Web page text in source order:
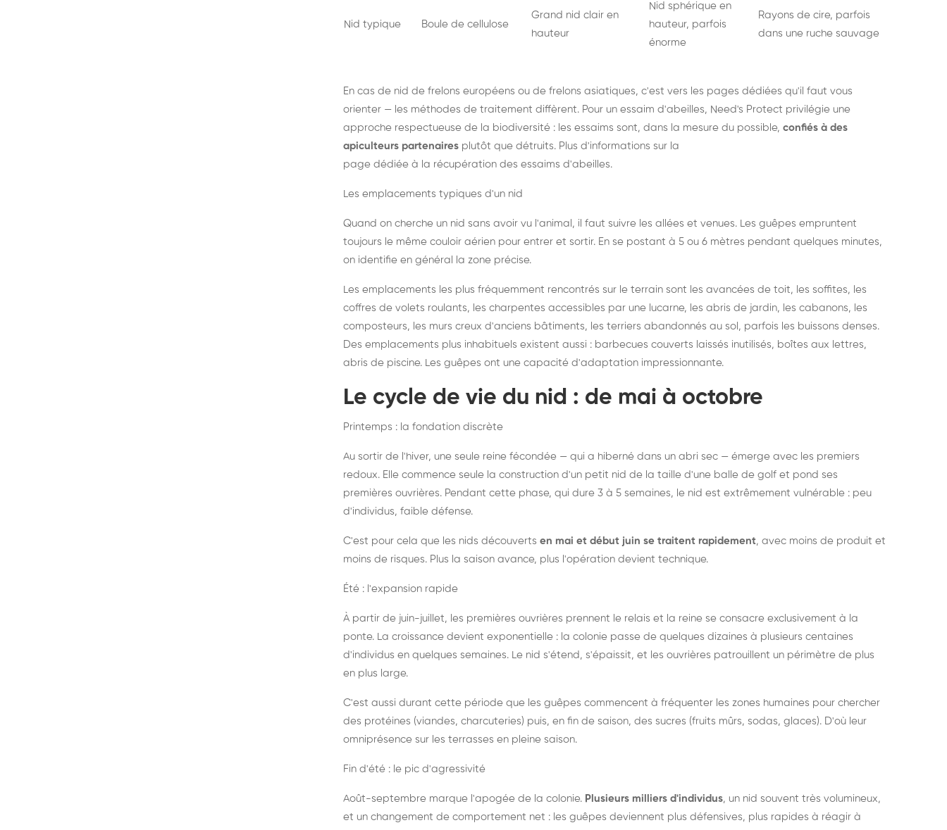
Nid typique Boule de cellulose
Grand nid clair en
hauteur
Nid sphérique en
hauteur, parfois
énorme
Rayons de cire, parfois
dans une ruche sauvage
En cas de nid de frelons européens ou de frelons asiatiques, c'est vers les pages dédiées qu'il faut vous
orienter — les méthodes de traitement diffèrent. Pour un essaim d'abeilles, Need's Protect privilégie une
approche respectueuse de la biodiversité : les essaims sont, dans la mesure du possible, confiés à des
apiculteurs partenaires plutôt que détruits. Plus d'informations sur la
page dédiée à la récupération des essaims d'abeilles.
Les emplacements typiques d'un nid
Quand on cherche un nid sans avoir vu l'animal, il faut suivre les allées et venues. Les guêpes empruntent
toujours le même couloir aérien pour entrer et sortir. En se postant à 5 ou 6 mètres pendant quelques minutes,
on identifie en général la zone précise.
Les emplacements les plus fréquemment rencontrés sur le terrain sont les avancées de toit, les soffites, les
coffres de volets roulants, les charpentes accessibles par une lucarne, les abris de jardin, les cabanons, les
composteurs, les murs creux d'anciens bâtiments, les terriers abandonnés au sol, parfois les buissons denses.
Des emplacements plus inhabituels existent aussi : barbecues couverts laissés inutilisés, boîtes aux lettres,
abris de piscine. Les guêpes ont une capacité d'adaptation impressionnante.
Le cycle de vie du nid : de mai à octobre
Printemps : la fondation discrète
Au sortir de l'hiver, une seule reine fécondée — qui a hiberné dans un abri sec — émerge avec les premiers
redoux. Elle commence seule la construction d'un petit nid de la taille d'une balle de golf et pond ses
premières ouvrières. Pendant cette phase, qui dure 3 à 5 semaines, le nid est extrêmement vulnérable : peu
d'individus, faible défense.
C'est pour cela que les nids découverts en mai et début juin se traitent rapidement, avec moins de produit et
moins de risques. Plus la saison avance, plus l'opération devient technique.
Été : l'expansion rapide
À partir de juin-juillet, les premières ouvrières prennent le relais et la reine se consacre exclusivement à la
ponte. La croissance devient exponentielle : la colonie passe de quelques dizaines à plusieurs centaines
d'individus en quelques semaines. Le nid s'étend, s'épaissit, et les ouvrières patrouillent un périmètre de plus
en plus large.
C'est aussi durant cette période que les guêpes commencent à fréquenter les zones humaines pour chercher
des protéines (viandes, charcuteries) puis, en fin de saison, des sucres (fruits mûrs, sodas, glaces). D'où leur
omniprésence sur les terrasses en pleine saison.
Fin d'été : le pic d'agressivité
Août-septembre marque l'apogée de la colonie. Plusieurs milliers d'individus, un nid souvent très volumineux,
et un changement de comportement net : les guêpes deviennent plus défensives, plus rapides à réagir à